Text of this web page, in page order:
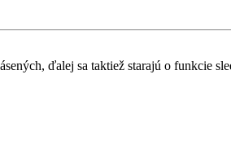
ďalej sa taktiež starajú o funkcie